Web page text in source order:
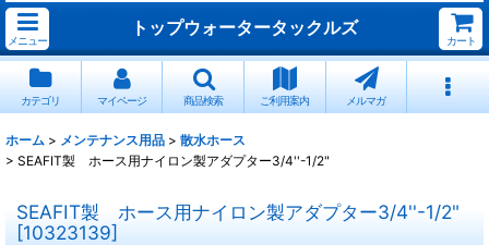
メニュー
トップウォータータックルズ
カート
カテゴリ マイページ 商品検索 ご利用案内 メルマガ
ホーム > メンテナンス用品 > 散水ホース
> SEAFIT製 ホース用ナイロン製アダプター3/4''-1/2"
SEAFIT製 ホース用ナイロン製アダプター3/4''-1/2"
[10323139]